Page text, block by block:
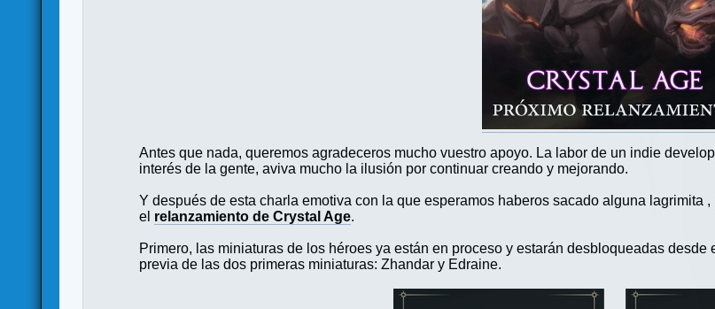
Antes que nada, queremos agradeceros mucho vuestro apoyo. La labor de un indie
interés de la gente, aviva mucho la ilusión por continuar creando y mejorando.
Y después de esta charla emotiva con la que esperamos haberos sacado alguna lagrimita
el relanzamiento de Crystal Age.
Primero, las miniaturas de los héroes ya están en proceso y estarán desbloqueadas
previa de las dos primeras miniaturas: Zhandar y Edraine.